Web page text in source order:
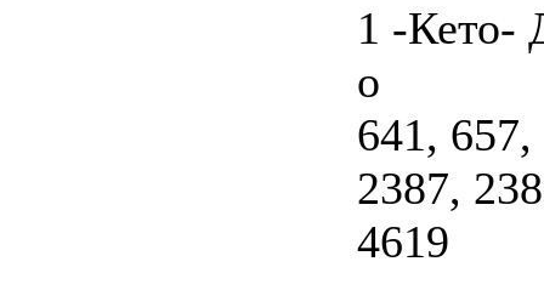
1 -Кето-
о
641,
2387,
4619